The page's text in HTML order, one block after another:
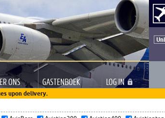
ONS GASTENBOEK LOGIN
upon delivery.